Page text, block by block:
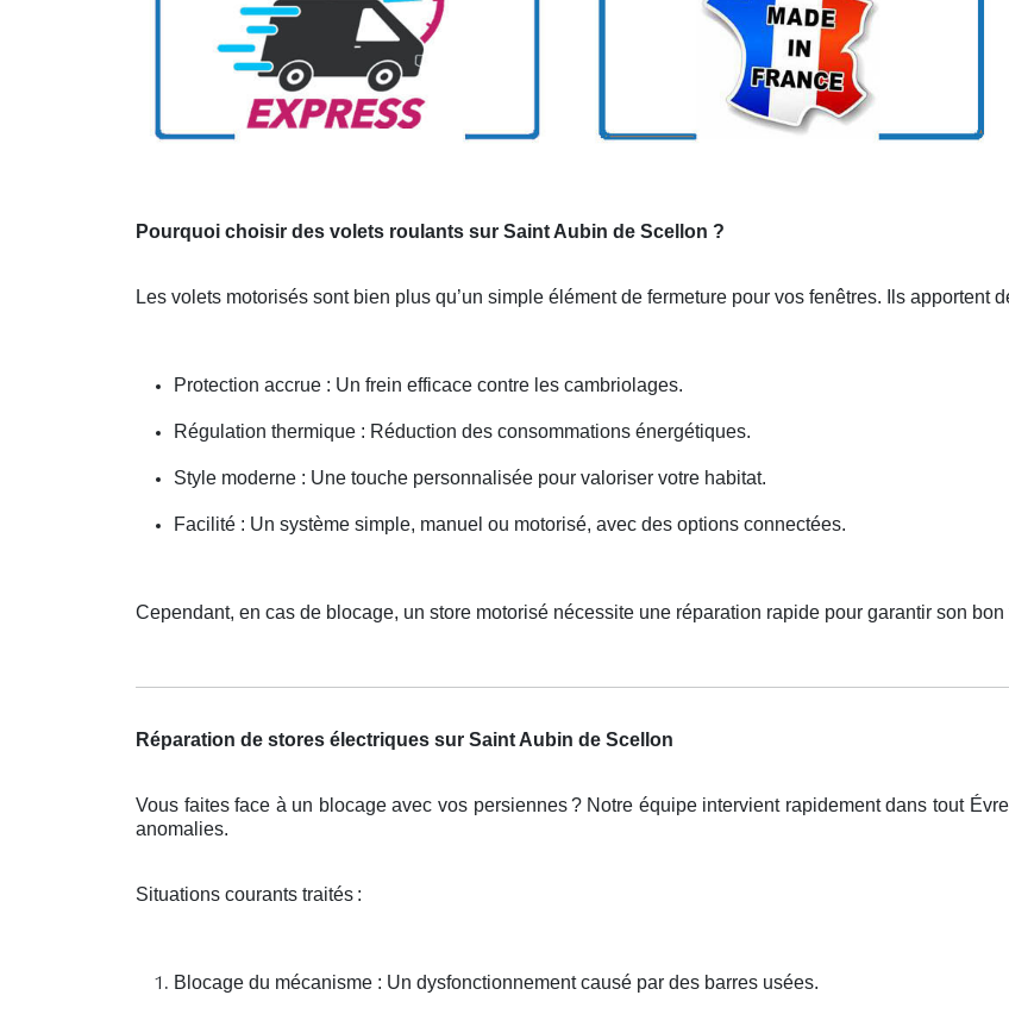
Pourquoi choisir des volets roulants sur Saint Aubin de Scellon ?
Les volets motorisés sont bien plus qu’un simple élément de fermeture pour vos fenêtres. Ils apportent
Protection accrue : Un frein efficace contre les cambriolages.
Régulation thermique : Réduction des consommations énergétiques.
Style moderne : Une touche personnalisée pour valoriser votre habitat.
Facilité : Un système simple, manuel ou motorisé, avec des options connectées.
Cependant, en cas de blocage, un store motorisé nécessite une réparation rapide pour garantir son
Réparation de stores électriques sur Saint Aubin de Scellon
Vous faites face à un blocage avec vos persiennes ? Notre équipe intervient rapidement dans tout É
anomalies.
Situations courants traités :
Blocage du mécanisme : Un dysfonctionnement causé par des barres usées.